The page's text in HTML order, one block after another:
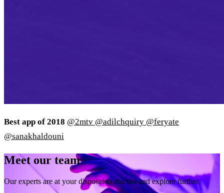
Best app of 2018 @2mtv @adilchquiry @feryate
@sanakhaldouni
Meet our team
Our experts are at your disposal to discuss and explore further.